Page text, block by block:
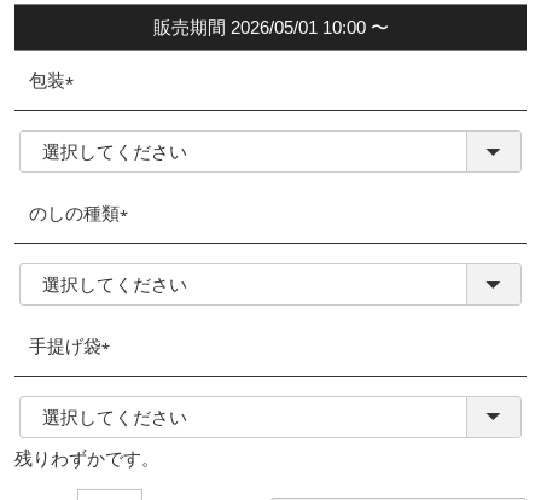
販売期間 2026/05/01 10:00 〜
包装
(必
須)
のしの種類
(必
須)
手提げ袋
(必
須)
残りわずかです。